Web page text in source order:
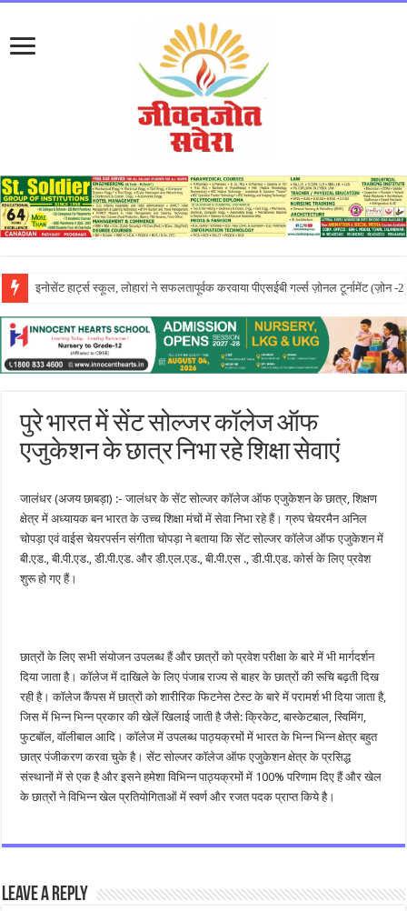
लायलपुर खालसा कॉलेज फॉर विमेन, जालंधर की पूनम ने GNDU यूनिवर्सिटी एग्जाम में चौथा
पुरे भारत में सेंट सोल्जर कॉलेज ऑफ
एजुकेशन के छात्र निभा रहे शिक्षा सेवाएं
जालंधर (अजय छाबड़ा) :- जालंधर के सेंट सोल्जर कॉलेज ऑफ एजुकेशन के छात्र, शिक्षण
क्षेत्र में अध्यायक बन भारत के उच्च शिक्षा मंचों में सेवा निभा रहे हैं। ग्रुप चेयरमैन अनिल
चोपड़ा एवं वाईस चेयरपर्सन संगीता चोपड़ा ने बताया कि सेंट सोल्जर कॉलेज ऑफ एजुकेशन में
बी.एड., बी.पी.एड., डी.पी.एड. और डी.एल.एड., बी.पी.एस ., डी.पी.एड. कोर्स के लिए प्रवेश
शुरू हो गए हैं।
छात्रों के लिए सभी संयोजन उपलब्ध हैं और छात्रों को प्रवेश परीक्षा के बारे में भी मार्गदर्शन
दिया जाता है। कॉलेज में दाखिले के लिए पंजाब राज्य से बाहर के छात्रों की रूचि बढ़ती दिख
रही है। कॉलेज कैंपस में छात्रों को शारीरिक फिटनेस टेस्ट के बारे में परामर्श भी दिया जाता है,
जिस में भिन्न भिन्न प्रकार की खेलें खिलाई जाती है जैसे: क्रिकेट, बास्केटबाल, स्विमिंग,
फुटबॉल, वॉलीबाल आदि। कॉलेज में उपलब्ध पाठ्यक्रमों में भारत के भिन्न भिन्न क्षेत्र बहुत
छात्र पंजीकरण करवा चुके है। सेंट सोल्जर कॉलेज ऑफ एजुकेशन क्षेत्र के प्रसिद्ध
संस्थानों में से एक है और इसने हमेशा विभिन्न पाठ्यक्रमों में 100% परिणाम दिए हैं और खेल
के छात्रों ने विभिन्न खेल प्रतियोगिताओं में स्वर्ण और रजत पदक प्राप्त किये है।
Leave a Reply